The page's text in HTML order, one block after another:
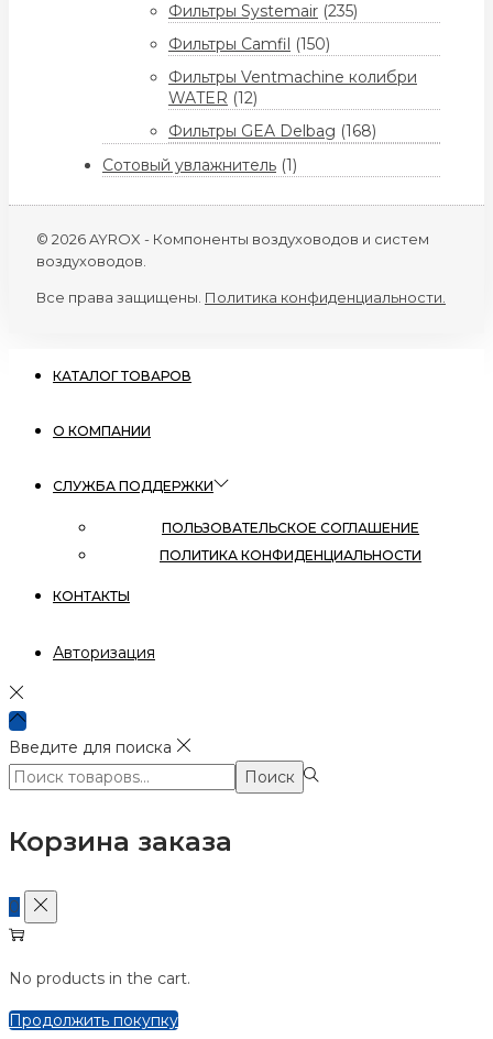
Фильтры Systemair (235)
Фильтры Camfil (150)
Фильтры Ventmachine колибри
WATER (12)
Фильтры GEA Delbag (168)
Сотовый увлажнитель (1)
© 2026 AYROX - Компоненты воздуховодов и систем
воздуховодов.
Все права защищены. Политика конфиденциальности.
КАТАЛОГ ТОВАРОВ
О КОМПАНИИ
СЛУЖБА ПОДДЕРЖКИ
ПОЛЬЗОВАТЕЛЬСКОЕ СОГЛАШЕНИЕ
ПОЛИТИКА КОНФИДЕНЦИАЛЬНОСТИ
КОНТАКТЫ
Авторизация
Введите для поиска
Поиск:>
Поиск
Корзина заказа
0
No products in the cart.
Продолжить покупку